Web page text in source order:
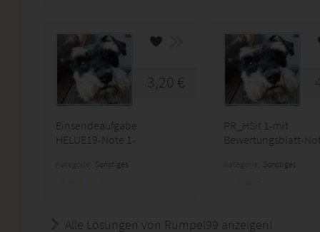
3,20 €
Einsendeaufgabe
HELUE19-Note 1-
Sonstiges
PR_HSit 1-mit
Bewertungsblatt-
Sonstiges
Alle Lösungen von Rumpel99 anzeigen!